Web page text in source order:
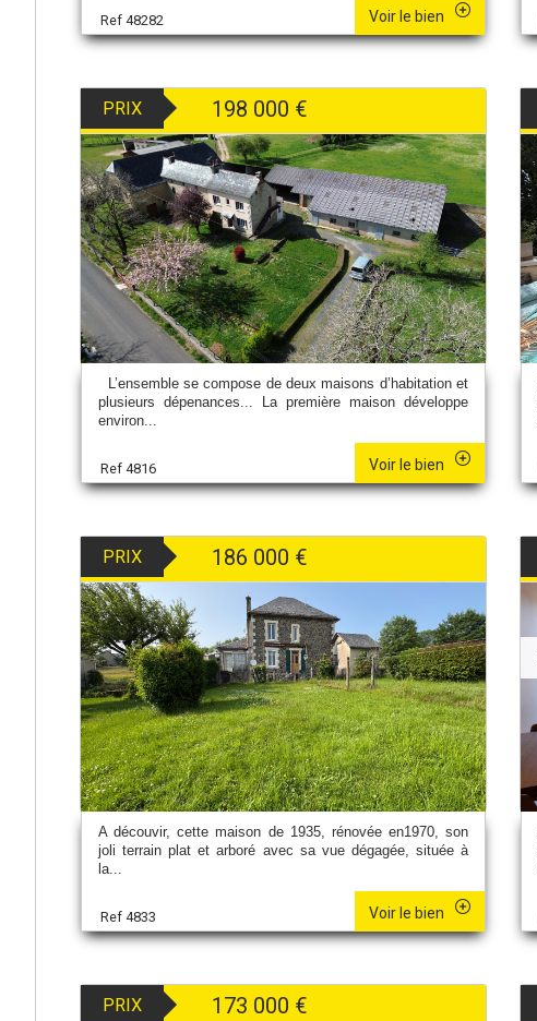
Ref 48282 Voir le bien
PRIX 198 000 €
L’ensemble se compose de deux maisons d’habitation et
plusieurs dépenances... La première maison développe
environ...
Ref 4816 Voir le bien
PRIX 186 000 €
A découvir, cette maison de 1935, rénovée en1970, son
joli terrain plat et arboré avec sa vue dégagée, située à
la...
Ref 4833 Voir le bien
PRIX 173 000 €